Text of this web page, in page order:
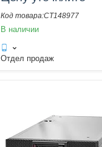
CT148977
В наличии
Отдел продаж